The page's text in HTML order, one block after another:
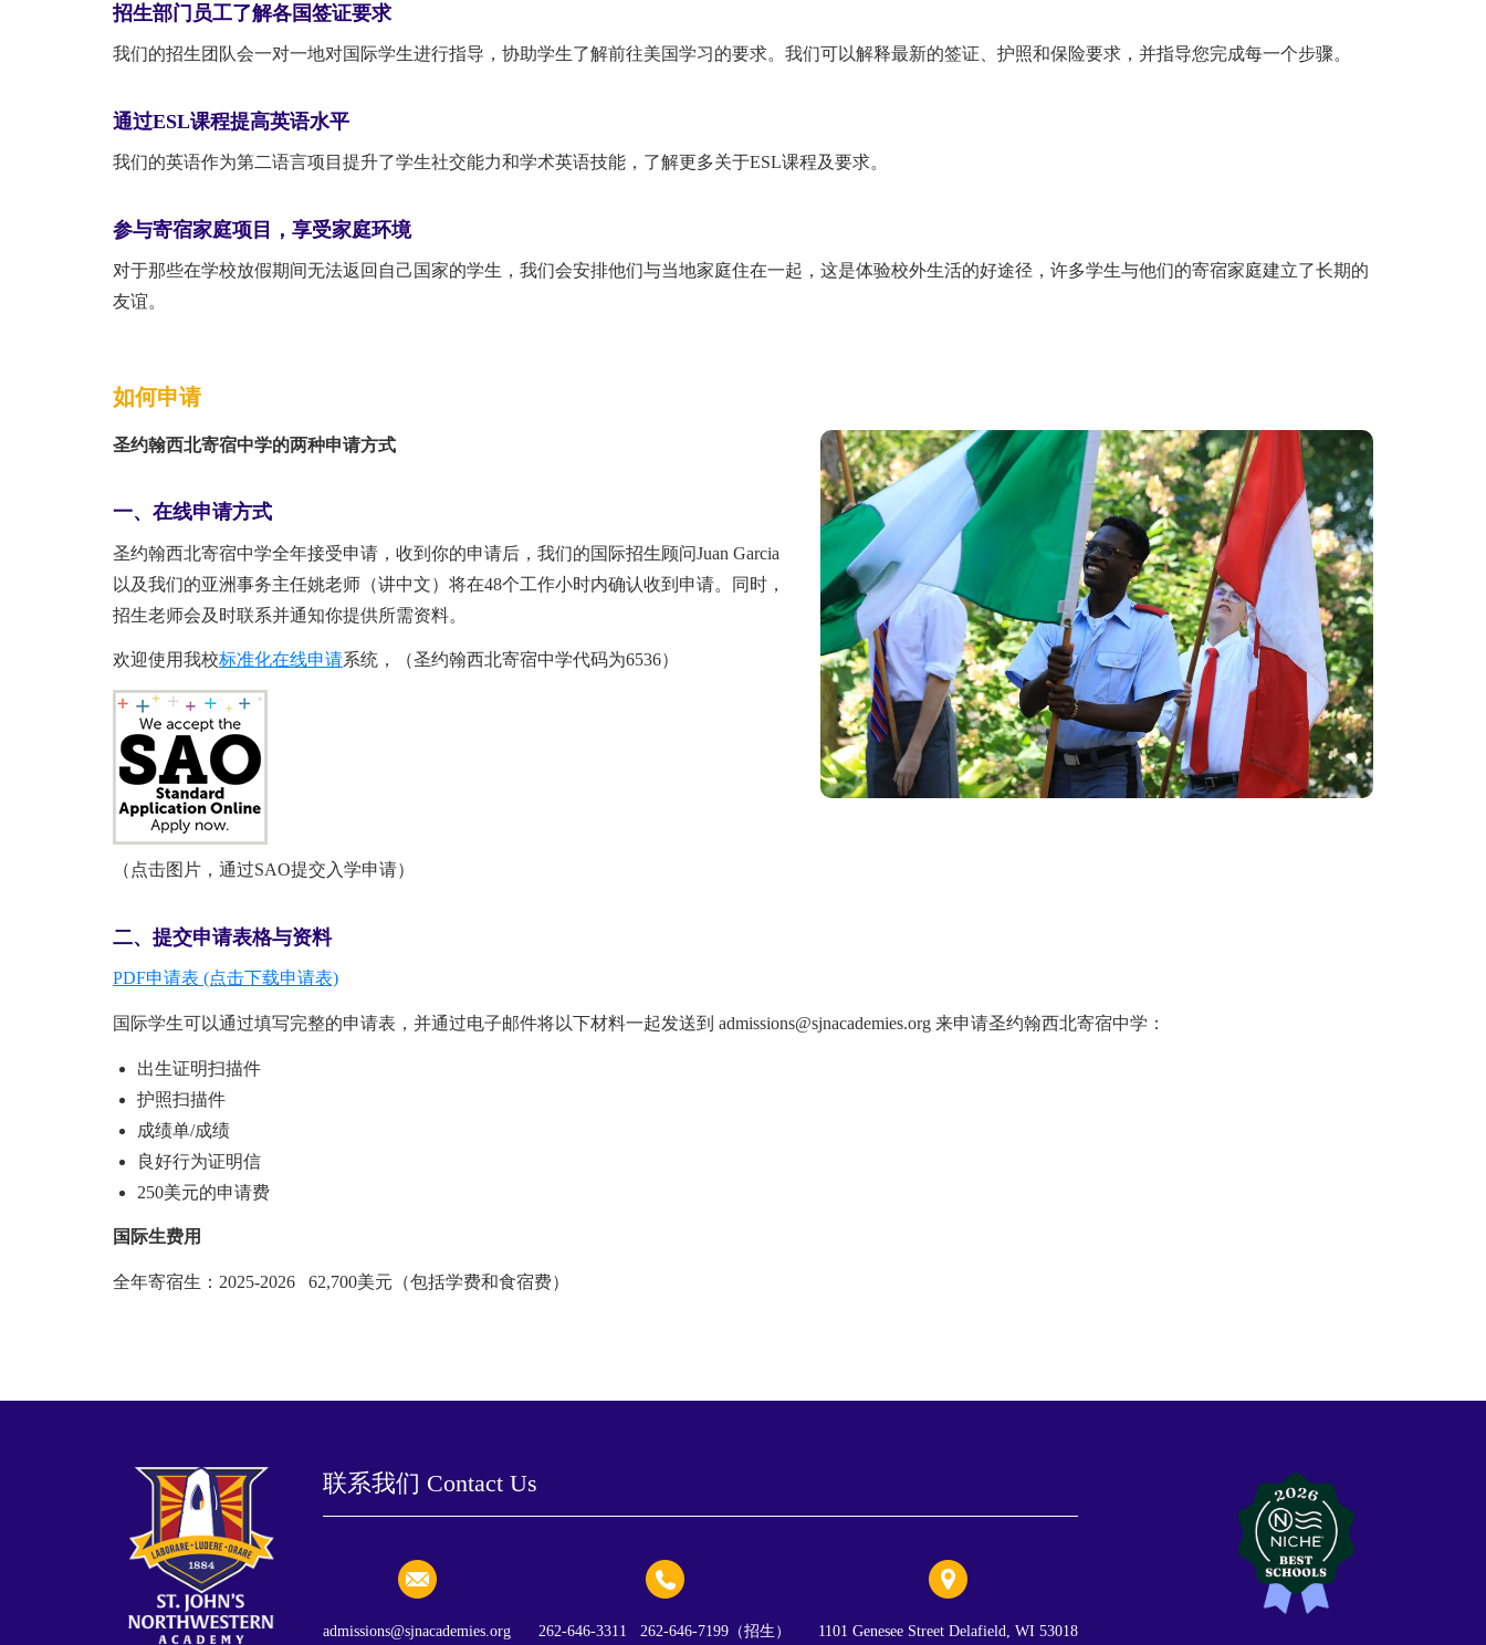
招生部门员工了解各国签证要求
我们的招生团队会一对一地对国际学生进行指导，协助学生了解前往美国学习的要求。我们可以解释最新的签证、护照和保险要求，并指导您完成每一个步骤。
通过ESL课程提高英语水平
我们的英语作为第二语言项目提升了学生社交能力和学术英语技能，了解更多关于ESL课程及要求。
参与寄宿家庭项目，享受家庭环境
对于那些在学校放假期间无法返回自己国家的学生，我们会安排他们与当地家庭住在一起，这是体验校外生活的好途径，许多学生与他们的寄宿家庭建立了长期的
友谊。
如何申请
圣约翰西北寄宿中学的两种申请方式
一、在线申请方式
圣约翰西北寄宿中学全年接受申请，收到你的申请后，我们的国际招生顾问Juan Garcia
以及我们的亚洲事务主任姚老师（讲中文）将在48个工作小时内确认收到申请。同时，
招生老师会及时联系并通知你提供所需资料。
欢迎使用我校标准化在线申请系统，（圣约翰西北寄宿中学代码为6536）
（点击图片，通过SAO提交入学申请）
二、提交申请表格与资料
PDF申请表 (点击下载申请表)
国际学生可以通过填写完整的申请表，并通过电子邮件将以下材料一起发送到 admissions@sjnacademies.org 来申请圣约翰西北寄宿中学：
出生证明扫描件
护照扫描件
成绩单/成绩
良好行为证明信
250美元的申请费
国际生费用
全年寄宿生：2025-2026 62,700美元（包括学费和食宿费）
联系我们 Contact Us
admissions@sjnacademies.org 262-646-3311 262-646-7199（招生） 1101 Genesee Street Delafield, WI 53018